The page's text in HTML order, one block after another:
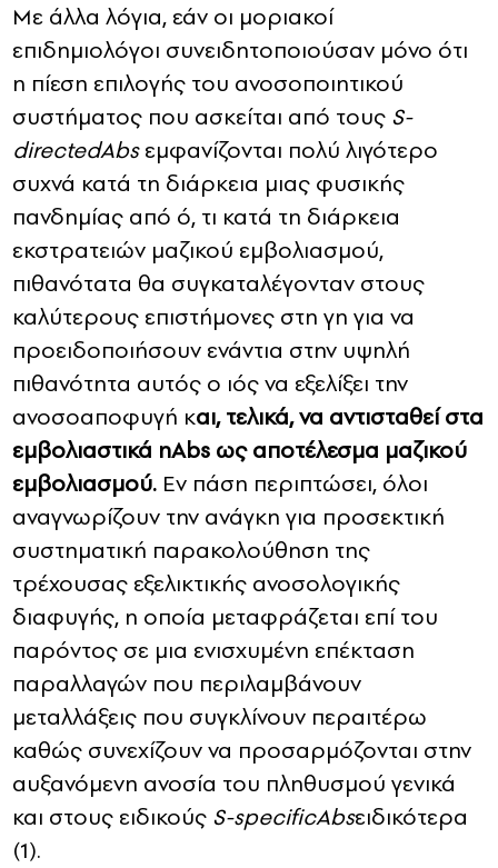
Με άλλα λόγια, εάν οι μοριακοί
επιδημιολόγοι συνειδητοποιούσαν μόνο ότι
η πίεση επιλογής του ανοσοποιητικού
συστήματος που ασκείται από τους S-
directedAbsεμφανίζονται πολύ λιγότερο
συχνά κατά τη διάρκεια μιας φυσικής
πανδημίας από ό, τι κατά τη διάρκεια
εκστρατειών μαζικού εμβολιασμού,
πιθανότατα θα συγκαταλέγονταν στους
καλύτερους επιστήμονες στη γη για να
προειδοποιήσουν ενάντια στην υψηλή
πιθανότητα αυτός ο ιός να εξελίξει την
ανοσοαποφυγή και, τελικά, να αντισταθεί στα
εμβολιαστικά nAbs ως αποτέλεσμα μαζικού
εμβολιασμού. Εν πάση περιπτώσει, όλοι
αναγνωρίζουν την ανάγκη για προσεκτική
συστηματική παρακολούθηση της
τρέχουσας εξελικτικής ανοσολογικής
διαφυγής, η οποία μεταφράζεται επί του
παρόντος σε μια ενισχυμένη επέκταση
παραλλαγών που περιλαμβάνουν
μεταλλάξεις που συγκλίνουν περαιτέρω
καθώς συνεχίζουν να προσαρμόζονται στην
αυξανόμενη ανοσία του πληθυσμού γενικά
και στους ειδικούς S-specificAbsειδικότερα
(1).